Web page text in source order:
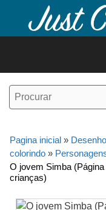
o
Pagina inicial »
colorindo »
O jovem Simba
crianças)